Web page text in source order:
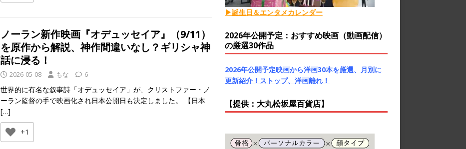
ノーラン新作映画『オデュッセイア』（9/11）
を原作から解説、神作間違いなし？ギリシャ神
話に浸る！
2026-05-08 もな 6
世界的に有名な叙事詩「オデュッセイア」が、クリストファー・ノ
ーラン監督の手で映画化され日本公開日も決定しました。 【日本
[…]
+1
▶誕生日＆エンタメカレンダー
2026年公開予定：おすすめ映画（動画配信）
の厳選30作品
2026年公開予定映画から洋画30本を厳選、月別に
更新紹介！ストップ、洋画離れ！
【提供：大丸松坂屋百貨店】